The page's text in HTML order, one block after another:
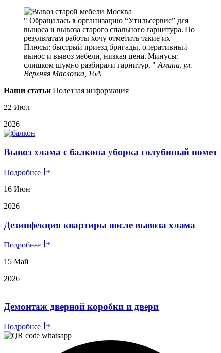
Обращалась в организацию “Утильсервис” для
выноса и вывоза старого спального гарнитура. По
результатам работы хочу отметить такие их
Плюсы: быстрый приезд бригады, оперативный
вынос и вывоз мебели, низкая цена. Минусы:
слишком шумно разбирали гарнитур.
Амина, ул.
Верхняя Масловка, 16А
Наши статьи Полезная информация
22 Июл
2026
Вывоз хлама с балкона уборка голубиный помет
Подробнее
16 Июн
2026
Дезинфекция квартиры после вывоза хлама
Подробнее
15 Май
2026
Демонтаж дверной коробки и двери
Подробнее